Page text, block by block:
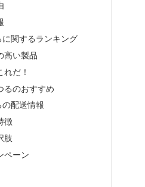
関するランキング
高い製品
れだ！
るのおすすめ
配送情報
徴
肢
ペーン